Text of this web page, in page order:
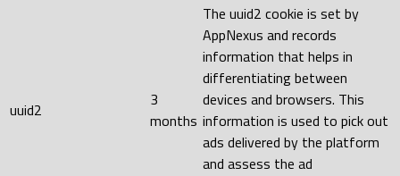
uuid2
3
months
The uuid2 cookie is set by
AppNexus and records
information that helps in
differentiating between
devices and browsers. This
information is used to pick out
ads delivered by the platform
and assess the ad